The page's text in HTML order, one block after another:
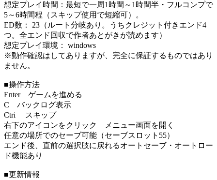
想定プレイ時間：最短で一周1時間～1時間半・フルコンプで
5～6時間程（スキップ使用で短縮可）。
ED数： 23（ルート分岐あり。うちクレジット付きエンド4
つ。全エンド回収で作者あとがきが読めます）
想定プレイ環境： windows
※動作確認はしてありますが、完全に保証するものではあり
ません。
■操作方法
Enter ゲームを進める
C バックログ表示
Ctri スキップ
右下のアイコンをクリック メニュー画面を開く
任意の場所でのセーブ可能（セーブスロット55）
エンド後、直前の選択肢に戻れるオートセーブ・オートロー
ド機能あり
■更新情報